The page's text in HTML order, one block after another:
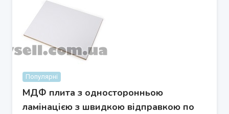
Популярні
МДФ плита з односторонньою
ламінацією з швидкою відправкою по